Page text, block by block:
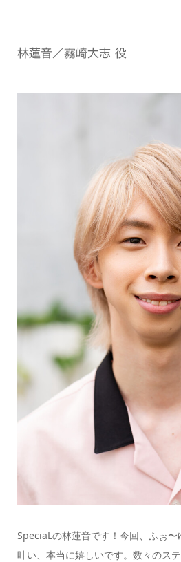
林蓮音／霧崎大志 役
SpeciaLの林蓮音です！今回、ふぉ
叶い、本当に嬉しいです。数々のス